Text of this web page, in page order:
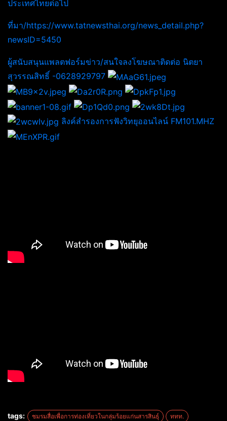
ประเทศไทยต่อไป
ที่มา/https://www.tatnewsthai.org/news_detail.php?
newsID=5450
ผู้สนับสนุนแพลตฟอร์มข่าว/สนใจลงโฆษณาติดต่อ นิตยา
สุวรรณสิทธิ์ -0628929797
ลิงค์สำรองการฟังวิทยุออนไลน์ FM101.MHZ
tags: ชมรมสื่อเพื่อการท่องเที่ยวในกลุ่มร้อยแก่นสารสินธุ์ ททท.